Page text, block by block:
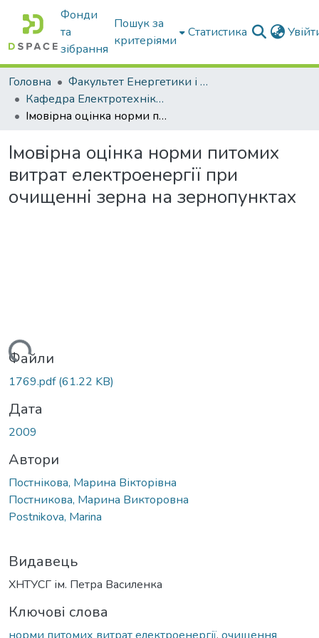
Фонди
та
зібрання
Пошук за
критеріями
Статистика
Головна
Факультет Енергетики і комп'ютерних технологій
Кафедра Електротехніки і електромеханіки ім. проф. В.В. Овчарова
Імовірна оцінка норми питомих витрат електроенергії при очищенні зерна на зернопунктах
Імовірна оцінка норми питомих
витрат електроенергії при
очищенні зерна на зернопунктах
Файли
1769.pdf(61.22 KB)
Дата
2009
Автори
Постнікова, Марина Вікторівна
Постникова, Марина Викторовна
Postnikova, Marina
Видавець
ХНТУСГ ім. Петра Василенка
Ключові слова